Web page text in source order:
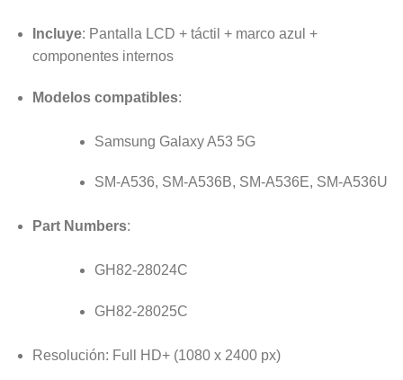
Incluye: Pantalla LCD + táctil + marco azul +
componentes internos
Modelos compatibles:
Samsung Galaxy A53 5G
SM-A536, SM-A536B, SM-A536E, SM-A536U
Part Numbers:
GH82-28024C
GH82-28025C
Resolución: Full HD+ (1080 x 2400 px)